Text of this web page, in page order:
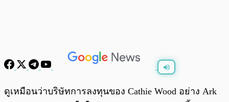
พร้อมเล่น /
ดูเหมือนว่าบริษัทการลงทุนของ Cathie Wood อย่าง Ark